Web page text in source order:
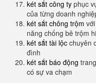
két sắt công ty phục
của từng doanh
két sắt chông trộm
năng chống bê trộm
két sắt tài lộc chuyên
đình
két sắt báo động
có sự va chạm